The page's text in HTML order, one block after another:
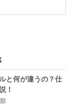
と何が違うの？仕
！